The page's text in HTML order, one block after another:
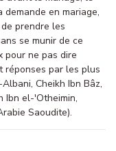
en mariage,
prendre les
se munir de ce
pour ne pas dire
réponses par les plus
Cheikh Ibn Bâz,
Ibn el-'Otheimin,
Saoudite).